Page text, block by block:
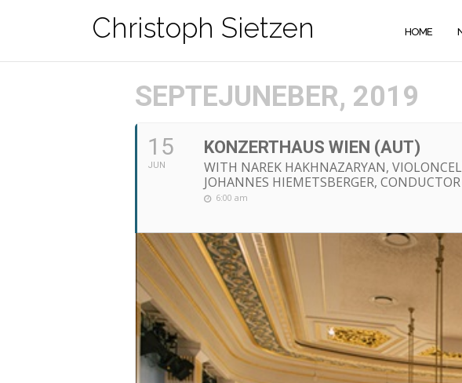
Christoph Sietzen HOME
SEPTEJUNEBER, 2019
15
JUN
KONZERTHAUS WIEN (AUT)
WITH NAREK HAKHNAZARYAN,
JOHANNES HIEMETSBERGER,
6:00 am